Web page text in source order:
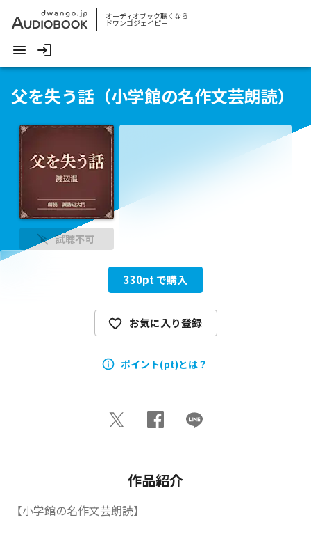
オーディオブック聴くなら
ドワンゴジェイピー!
父を失う話（小学館の名作文芸朗読）
試聴不可
330pt で購入
お気に入り登録
ポイント(pt)とは？
作品紹介
【小学館の名作文芸朗読】